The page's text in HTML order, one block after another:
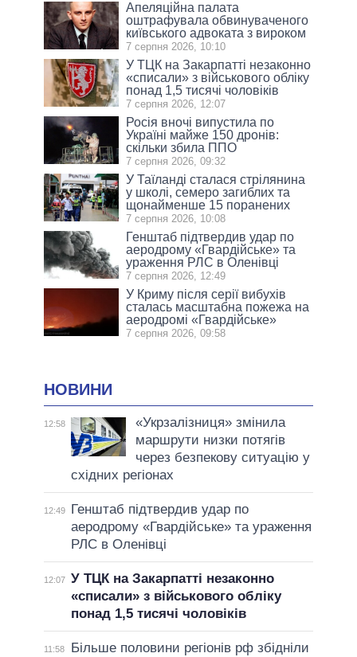
Апеляційна палата
оштрафувала обвинуваченого
київського адвоката з вироком
7 серпня 2026, 10:10
У ТЦК на Закарпатті незаконно
«списали» з військового обліку
понад 1,5 тисячі чоловіків
7 серпня 2026, 12:07
Росія вночі випустила по
Україні майже 150 дронів:
скільки збила ППО
7 серпня 2026, 09:32
У Таїланді сталася стрілянина
у школі, семеро загиблих та
щонайменше 15 поранених
7 серпня 2026, 10:08
Генштаб підтвердив удар по
аеродрому «Гвардійське» та
ураження РЛС в Оленівці
7 серпня 2026, 12:49
У Криму після серії вибухів
сталась масштабна пожежа на
аеродромі «Гвардійське»
7 серпня 2026, 09:58
НОВИНИ
12:58
«Укрзалізниця» змінила
маршрути низки потягів
через безпекову ситуацію у
східних регіонах
12:49
Генштаб підтвердив удар по
аеродрому «Гвардійське» та ураження
РЛС в Оленівці
12:07 У ТЦК на Закарпатті незаконно
«списали» з військового обліку
понад 1,5 тисячі чоловіків
11:58
Більше половини регіонів рф збідніли